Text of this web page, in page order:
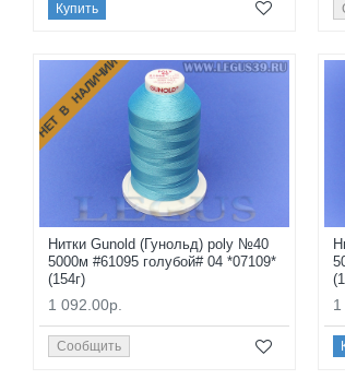
Купить
НЕТ В НАЛИЧИИ
Нитки Gunold (Гунольд) poly №40
5000м #61095 голубой# 04 *07109*
(154г)
1 092.00р.
Сообщить
1